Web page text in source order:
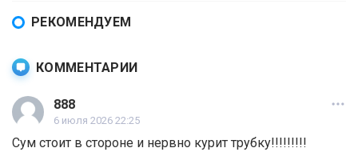
РЕКОМЕНДУЕМ
КОММЕНТАРИИ
888
6 июля 2026 22:25
Сум стоит в стороне и нервно курит трубку!!!!!!!!!